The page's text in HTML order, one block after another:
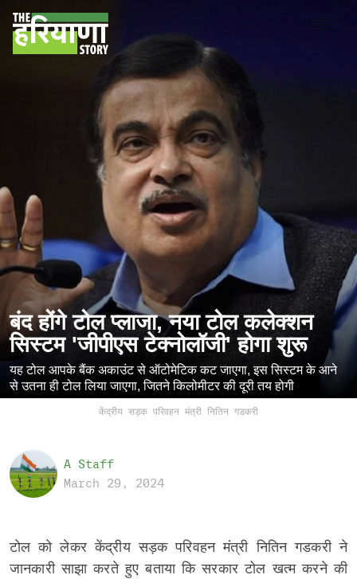
बंद होंगे टोल प्लाजा, नया टोल कलेक्शन
सिस्टम 'जीपीएस टेक्नोलॉजी' होगा शुरू
यह टोल आपके बैंक अकाउंट से ऑटोमेटिक कट जाएगा, इस सिस्टम के आने
से उतना ही टोल लिया जाएगा, जितने किलोमीटर की दूरी तय होगी
केंद्रीय सड़क परिवहन मंत्री नितिन गडकरी
A Staff
March 29, 2024
टोल को लेकर केंद्रीय सड़क परिवहन मंत्री नितिन गडकरी ने
जानकारी साझा करते हुए बताया कि सरकार टोल खत्म करने की